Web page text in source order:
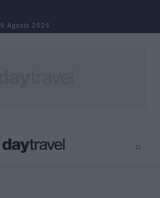
9 Agosto 2026
⌕